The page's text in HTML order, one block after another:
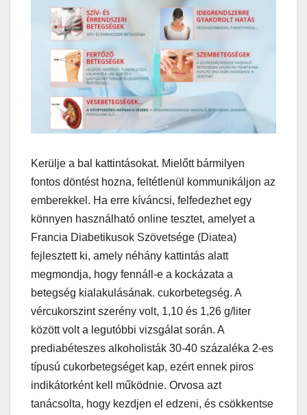
Kerülje a bal kattintásokat. Mielőtt bármilyen
fontos döntést hozna, feltétlenül kommunikáljon az
emberekkel. Ha erre kíváncsi, felfedezhet egy
könnyen használható online tesztet, amelyet a
Francia Diabetikusok Szövetsége (Diatea)
fejlesztett ki, amely néhány kattintás alatt
megmondja, hogy fennáll-e a kockázata a
betegség kialakulásának. cukorbetegség. A
vércukorszint szerény volt, 1,10 és 1,26 g/liter
között volt a legutóbbi vizsgálat során. A
prediabéteszes alkoholisták 30-40 százaléka 2-es
típusú cukorbetegséget kap, ezért ennek piros
indikátorként kell működnie. Orvosa azt
tanácsolta, hogy kezdjen el edzeni, és csökkentse